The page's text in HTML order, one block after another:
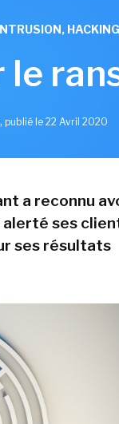
, publié le 22 Avril 2020
a reconnu
alerté ses
ses résultats